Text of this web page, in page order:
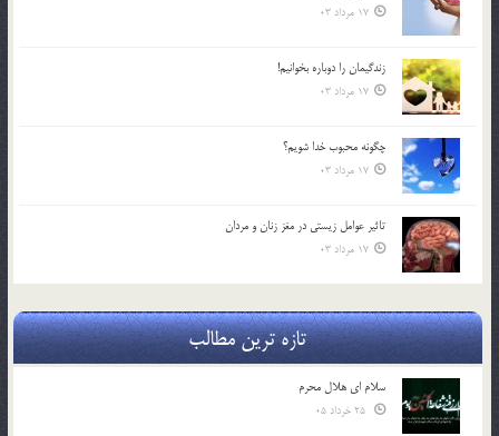
17 مرداد 03
زندگيمان را دوباره بخوانيم!
17 مرداد 03
چگونه محبوب خدا شويم؟
17 مرداد 03
تاثیر عوامل زيستي در مغز زنان و مردان
17 مرداد 03
تازه ترین مطالب
سلام ای هلال محرم